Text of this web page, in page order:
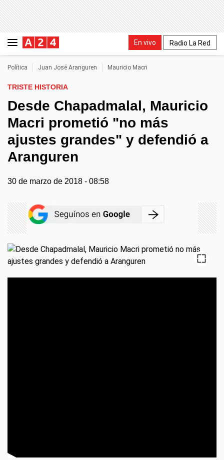
En vivo Radio La Red
Política Juan José Aranguren Mauricio Macri
TRISTE HISTORIA
Desde Chapadmalal, Mauricio
Macri prometió "no más
ajustes grandes" y defendió a
Aranguren
30 de marzo de 2018 - 08:58